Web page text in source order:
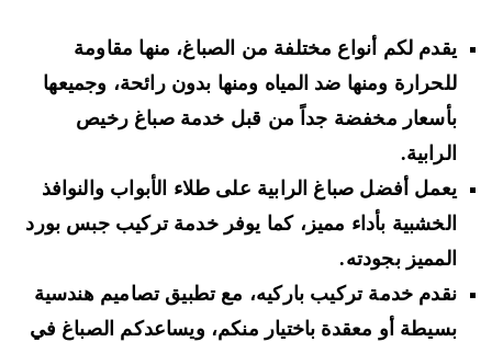
يقدم لكم أنواع مختلفة من الصباغ، منها مقاومة
للحرارة ومنها ضد المياه ومنها بدون رائحة، وجميعها
بأسعار مخفضة جداً من قبل خدمة صباغ رخيص
الرابية.
يعمل أفضل صباغ الرابية على طلاء الأبواب والنوافذ
الخشبية بأداء مميز، كما يوفر خدمة تركيب جبس بورد
المميز بجودته.
نقدم خدمة تركيب باركيه، مع تطبيق تصاميم هندسية
بسيطة أو معقدة باختيار منكم، ويساعدكم الصباغ في